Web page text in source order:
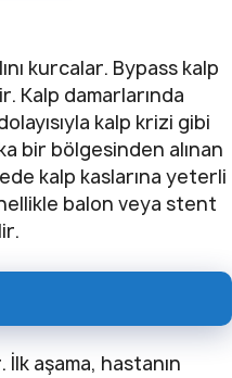
kurcalar. Bypass kalp
Kalp damarlarında
kalp krizi gibi
bir bölgesinden alınan
kalp kaslarına yeterli
balon veya stent
aşama, hastanın